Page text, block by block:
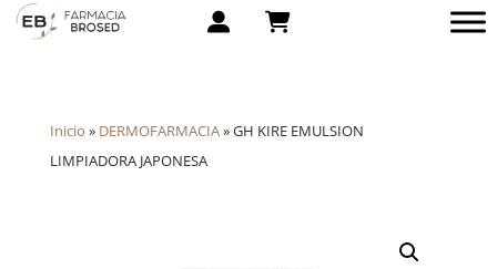
Inicio » DERMOFARMACIA»GH KIRE EMULSION
LIMPIADORA JAPONESA